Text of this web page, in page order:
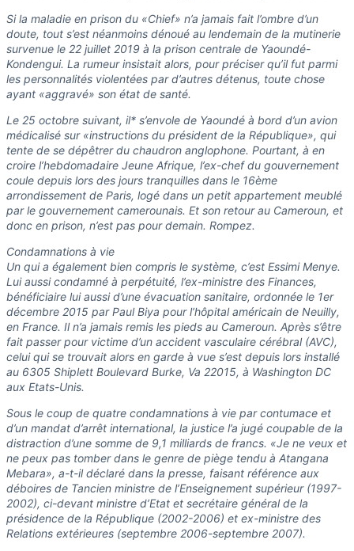
Si la maladie en prison du «Chief» n’a jamais fait l’ombre d’un
doute, tout s’est néanmoins dénoué au lendemain de la mutinerie
survenue le 22 juillet 2019 à la prison centrale de Yaoundé-
Kondengui. La rumeur insistait alors, pour préciser qu’il fut parmi
les personnalités violentées par d’autres détenus, toute chose
ayant «aggravé» son état de santé.
Le 25 octobre suivant, il* s’envole de Yaoundé à bord d’un avion
médicalisé sur «instructions du président de la République», qui
tente de se dépêtrer du chaudron anglophone. Pourtant, à en
croire l’hebdomadaire Jeune Afrique, l’ex-chef du gouvernement
coule depuis lors des jours tranquilles dans le 16ème
arrondissement de Paris, logé dans un petit appartement meublé
par le gouvernement camerounais. Et son retour au Cameroun, et
donc en prison, n’est pas pour demain. Rompez.
Condamnations à vie
Un qui a également bien compris le système, c’est Essimi Menye.
Lui aussi condamné à perpétuité, l’ex-ministre des Finances,
bénéficiaire lui aussi d’une évacuation sanitaire, ordonnée le 1er
décembre 2015 par Paul Biya pour l’hôpital américain de Neuilly,
en France. Il n’a jamais remis les pieds au Cameroun. Après s’être
fait passer pour victime d’un accident vasculaire cérébral (AVC),
celui qui se trouvait alors en garde à vue s’est depuis lors installé
au 6305 Shiplett Boulevard Burke, Va 22015, à Washington DC
aux Etats-Unis.
Sous le coup de quatre condamnations à vie par contumace et
d’un mandat d’arrêt international, la justice l’a jugé coupable de la
distraction d’une somme de 9,1 milliards de francs. «Je ne veux et
ne peux pas tomber dans le genre de piège tendu à Atangana
Mebara», a-t-il déclaré dans la presse, faisant référence aux
déboires de Tancien ministre de l’Enseignement supérieur (1997-
2002), ci-devant ministre d’Etat et secrétaire général de la
présidence de la République (2002-2006) et ex-ministre des
Relations extérieures (septembre 2006-septembre 2007).